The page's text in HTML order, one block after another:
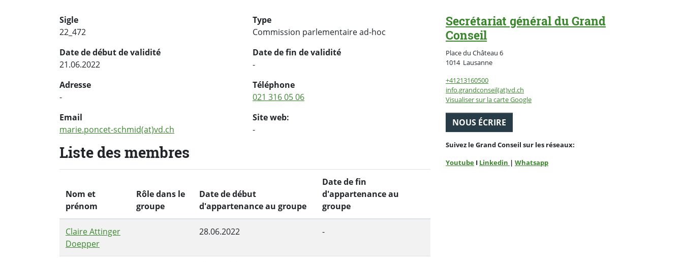
Sigle
22_472
Type
Commission parlementaire ad-hoc
Date de début de validité
21.06.2022
Date de fin de validité
-
Adresse
-
Téléphone
021 316 05 06
Email
marie.poncet-schmid(at)vd.ch
Site web:
-
Liste des membres
Nom et
prénom
Rôle dans le
groupe
Date de début
d'appartenance au groupe
Date de fin
d'appartenance au
groupe
Claire Attinger
Doepper
28.06.2022 -
Secrétariat général du Grand
Conseil
Place du Château 6
1014 LausanneSuisse
+41213160500
info.grandconseil(at)vd.ch
Visualiser sur la carte Google
NOUS ÉCRIRE
Suivez le Grand Conseil sur les réseaux:
Youtube I Linkedin | Whatsapp